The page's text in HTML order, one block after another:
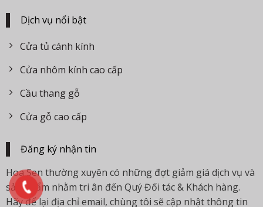
Dịch vụ nổi bật
Cửa tủ cánh kính
Cửa nhôm kính cao cấp
Cầu thang gỗ
Cửa gỗ cao cấp
Đăng ký nhận tin
Hoa Sen thường xuyên có những đợt giảm giá dịch vụ và
sản phẩm nhằm tri ân đến Quý Đối tác & Khách hàng.
Hãy để lại địa chỉ email, chùng tôi sẽ cập nhật thông tin